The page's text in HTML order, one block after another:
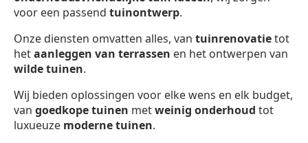
voor een passend tuinontwerp.
Onze diensten omvatten alles, van tuinrenovatietot
hetaanleggen van terrassen en het ontwerpen van
wilde tuinen.
Wij bieden oplossingen voor elke wens en elk budget,
van goedkope tuinen metweinig onderhoud tot
luxueuze moderne tuinen.